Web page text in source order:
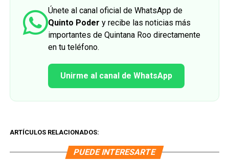
Únete al canal oficial de WhatsApp de
Quinto Poder y recibe las noticias más
importantes de Quintana Roo directamente
en tu teléfono.
Unirme al canal de WhatsApp
ARTÍCULOS RELACIONADOS:
PUEDE INTERESARTE